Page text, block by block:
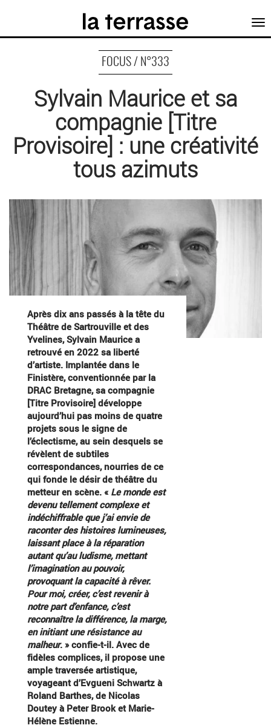
FOCUS / N°333
Sylvain Maurice et sa
compagnie [Titre
Provisoire] : une créativité
tous azimuts
Après dix ans passés à la tête du
Théâtre de Sartrouville et des
Yvelines, Sylvain Maurice a
retrouvé en 2022 sa liberté
d’artiste. Implantée dans le
Finistère, conventionnée par la
DRAC Bretagne, sa compagnie
[Titre Provisoire] développe
aujourd’hui pas moins de quatre
projets sous le signe de
l’éclectisme, au sein desquels se
révèlent de subtiles
correspondances, nourries de ce
qui fonde le désir de théâtre du
metteur en scène. « Le monde est
devenu tellement complexe et
indéchiffrable que j’ai envie de
raconter des histoires lumineuses,
laissant place à la réparation
autant qu’au ludisme, mettant
l’imagination au pouvoir,
provoquant la capacité à rêver.
Pour moi, créer, c’est revenir à
notre part d’enfance, c’est
reconnaître la différence, la marge,
en initiant une résistance au
malheur. » confie-t-il. Avec de
fidèles complices, il propose une
ample traversée artistique,
voyageant d’Evgueni Schwartz à
Roland Barthes, de Nicolas
Doutey à Peter Brook et Marie-
Hélène Estienne.